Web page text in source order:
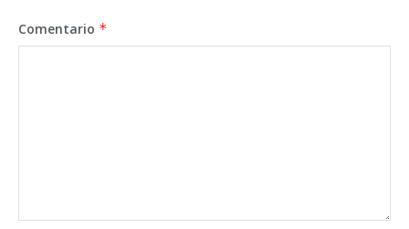
Comentario *